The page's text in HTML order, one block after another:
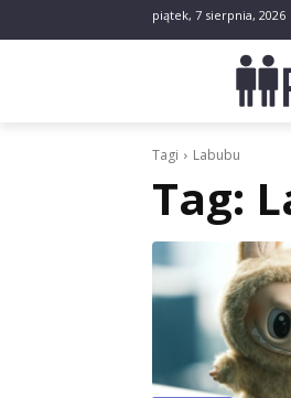
piątek, 7 sierpnia, 2026
Tagi Labubu
Tag: